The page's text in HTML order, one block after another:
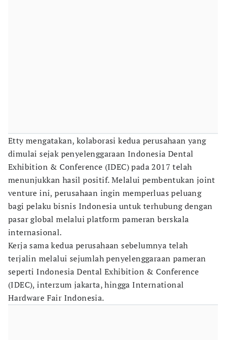
Etty mengatakan, kolaborasi kedua perusahaan yang
dimulai sejak penyelenggaraan Indonesia Dental
Exhibition & Conference (IDEC) pada 2017 telah
menunjukkan hasil positif. Melalui pembentukan joint
venture ini, perusahaan ingin memperluas peluang
bagi pelaku bisnis Indonesia untuk terhubung dengan
pasar global melalui platform pameran berskala
internasional.
Kerja sama kedua perusahaan sebelumnya telah
terjalin melalui sejumlah penyelenggaraan pameran
seperti Indonesia Dental Exhibition & Conference
(IDEC), interzum jakarta, hingga International
Hardware Fair Indonesia.